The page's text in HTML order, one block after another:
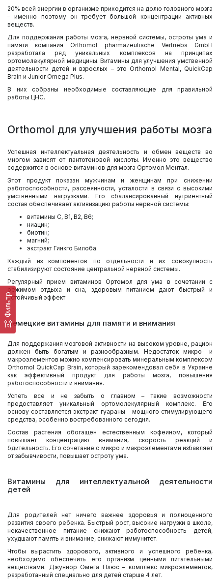
Фильтр
20% всей энергии в организме приходится на долю головного мозга
– именно поэтому он требует большой концентрации активных
веществ.
Для поддержания работы мозга, нервной системы, остроты ума и
памяти компания Orthomol pharmazeutische Vertriebs GmbH
разработала ряд уникальных комплексов на принципах
ортомолекулярной медицины. Витамины для улучшения умственной
деятельности детей и взрослых – это Orthomol Mental, QuickCap
Brain и Junior Omega Plus.
В них собраны необходимые составляющие для правильной
работы ЦНС.
Orthomol для улучшения работы мозга
Успешная интеллектуальная деятельность и обмен веществ во
многом зависят от пантотеновой кислоты. Именно это вещество
содержится в основе витаминов для мозга Ортомол Ментал.
Этот продукт показан мужчинам и женщинам при снижении
работоспособности, рассеянности, усталости в связи с высокими
умственными нагрузками. Его сбалансированный нутриентный
состав обеспечивает активизацию работы нервной системы:
витамины С, В1, В2, В6;
ниацин;
биотин;
магний;
экстракт Гинкго Билоба.
Каждый из компонентов по отдельности и их совокупность
стабилизируют состояние центральной нервной системы.
Регулярный прием витаминов Ортомол для ума в сочетании с
режимом отдыха и сна, здоровым питанием дают быстрый и
устойчивый эффект
Немецкие витамины для памяти и внимания
Для поддержания мозговой активности на высоком уровне, рацион
должен быть богатым и разнообразным. Недостаток микро- и
макроэлементов можно компенсировать минеральным комплексом
Orthomol QuickCap Brain, который зарекомендовал себя в Украине
как эффективный продукт для работы мозга, повышения
работоспособности и внимания.
Успеть все и не забыть о главном – такие возможности
предоставляет уникальный ортомолекулярный комплекс. Его
основу составляется экстракт гуараны – мощного стимулирующего
средства, особенно востребованного сегодня.
Состав растения обогащен естественным кофеином, который
повышает концентрацию внимания, скорость реакций и
бдительность. Его сочетание с микро и макроэлементами избавляет
от забывчивости, повышает остроту ума.
Витамины для интеллектуальной деятельности
детей
Для родителей нет ничего важнее здоровья и полноценного
развития своего ребенка. Быстрый рост, высокие нагрузки в школе,
некачественное питание снижают работоспособность детей,
ухудшают память и внимание, снижают иммунитет.
Чтобы вырастить здорового, активного и успешного ребенка,
необходимо обеспечить его организм ценными питательными
веществами. Джуниор Омега Плюс– комплекс микроэлементов,
разработанный специально для детей старше 4 лет.